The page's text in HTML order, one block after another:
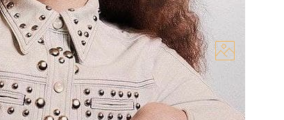
7 фільмів із зіркою «Гри